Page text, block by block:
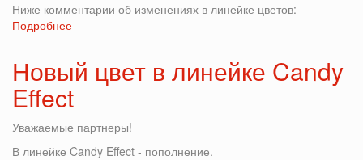
Ниже комментарии об изменениях в линейке цветов:
Подробнее
Green
уже
продаже
Новый цвет в линейке Candy
Effect
Уважаемые партнеры!
В линейке Candy Effect - пополнение.